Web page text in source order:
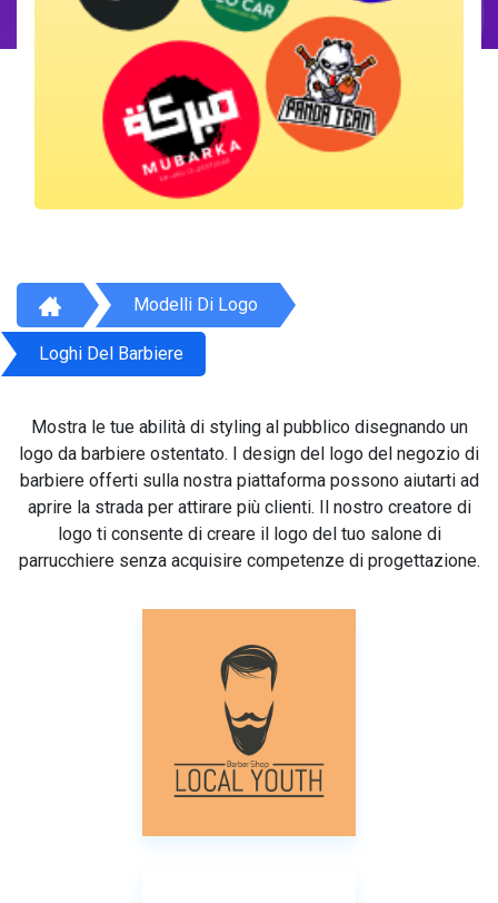
Modelli Di Logo
Loghi Del Barbiere
Mostra le tue abilità di styling al pubblico disegnando un
logo da barbiere ostentato. I design del logo del negozio di
barbiere offerti sulla nostra piattaforma possono aiutarti ad
aprire la strada per attirare più clienti. Il nostro creatore di
logo ti consente di creare il logo del tuo salone di
parrucchiere senza acquisire competenze di progettazione.